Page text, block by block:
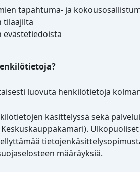
tapahtuma- ja
tilaajilta
luovuta henkilötietoja
käsittelyssä sekä
määräyksiä.